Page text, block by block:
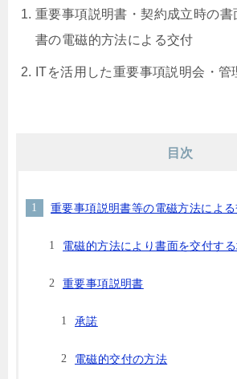
重要事項説明書・契約成立時の
書の電磁的方法による交付
ITを活用した重要事項説明会・管
目次
重要事項説明書等の電磁方法によ
電磁的方法により書面を交付す
重要事項説明書
承諾
電磁的交付の方法